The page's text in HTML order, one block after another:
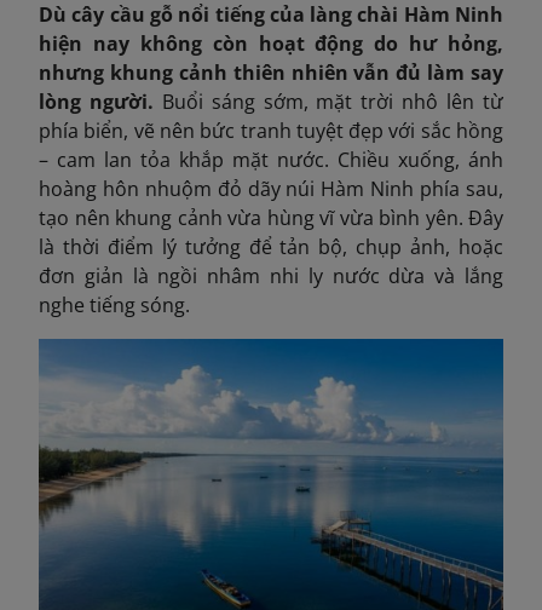
Dù cây cầu gỗ nổi tiếng của làng chài Hàm Ninh
hiện nay không còn hoạt động do hư hỏng,
nhưng khung cảnh thiên nhiên vẫn đủ làm say
lòng người. Buổi sáng sớm, mặt trời nhô lên từ
phía biển, vẽ nên bức tranh tuyệt đẹp với sắc hồng
– cam lan tỏa khắp mặt nước. Chiều xuống, ánh
hoàng hôn nhuộm đỏ dãy núi Hàm Ninh phía sau,
tạo nên khung cảnh vừa hùng vĩ vừa bình yên. Đây
là thời điểm lý tưởng để tản bộ, chụp ảnh, hoặc
đơn giản là ngồi nhâm nhi ly nước dừa và lắng
nghe tiếng sóng.